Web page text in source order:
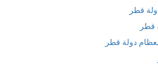
قطر
قطر
دولة قطر